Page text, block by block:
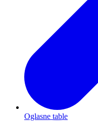
Oglasne table